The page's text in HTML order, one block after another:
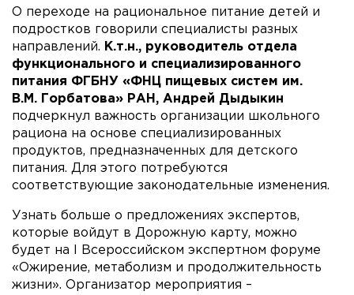
О переходе на рациональное питание детей и
подростков говорили специалисты разных
направлений. К.т.н., руководитель отдела
функционального и специализированного
питания ФГБНУ «ФНЦ пищевых систем им.
В.М. Горбатова» РАН, Андрей Дыдыкин
подчеркнул важность организации школьного
рациона на основе специализированных
продуктов, предназначенных для детского
питания. Для этого потребуются
соответствующие законодательные изменения.
Узнать больше о предложениях экспертов,
которые войдут в Дорожную карту, можно
будет на I Всероссийском экспертном форуме
«Ожирение, метаболизм и продолжительность
жизни». Организатор мероприятия –